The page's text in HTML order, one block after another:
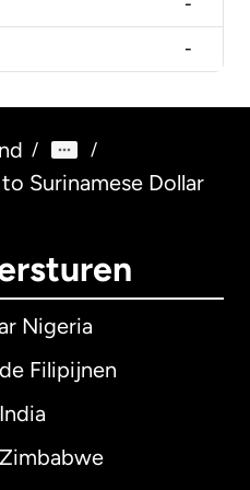
-
-
/ /
Surinamese Dollar
Nigeria
Filipijnen